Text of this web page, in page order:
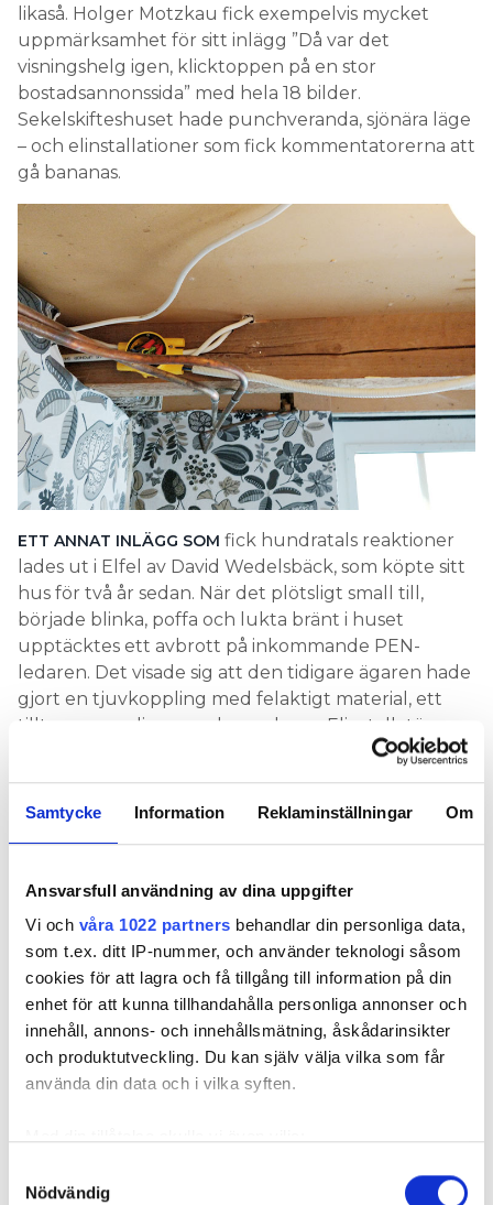
Samtycke Information Reklaminställningar Om
Ansvarsfull användning av dina uppgifter
Vi och våra 1022 partners behandlar din personliga data,
som t.ex. ditt IP-nummer, och använder teknologi såsom
cookies för att lagra och få tillgång till information på din
enhet för att kunna tillhandahålla personliga annonser och
innehåll, annons- och innehållsmätning, åskådarinsikter
och produktutveckling. Du kan själv välja vilka som får
använda din data och i vilka syften.
som kan ha en noggrannhet på upp till flera meter
Nödvändig
likaså. Holger Motzkau fick exempelvis mycket
uppmärksamhet för sitt inlägg ”Då var det
visningshelg igen, klicktoppen på en stor
bostadsannonssida” med hela 18 bilder.
Sekelskifteshuset hade punchveranda, sjönära läge
– och elinstallationer som fick kommentatorerna att
gå bananas.
ETT ANNAT INLÄGG SOM fick hundratals reaktioner
lades ut i Elfel av David Wedelsbäck, som köpte sitt
hus för två år sedan. När det plötsligt small till,
började blinka, poffa och lukta bränt i huset
upptäcktes ett avbrott på inkommande PEN-
ledaren. Det visade sig att den tidigare ägaren hade
gjort en tjuvkoppling med felaktigt material, ett
tilltag som nyligen analyserades av Elinstallatörens
expertkommentator Henric Hagberg. Även inne i
huset fanns hemmasnickrade ellösningar, elfel som
en elbesiktningsman med stor sannolikhet hade
– Men det var första husköpet och jag hade ingen
aning om att något sådan fanns, säger han.
ELSÄKERHET
Nyhetsbrev